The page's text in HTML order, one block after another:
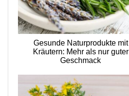
Gesunde Naturprodukte mit
Kräutern: Mehr als nur guter
Geschmack